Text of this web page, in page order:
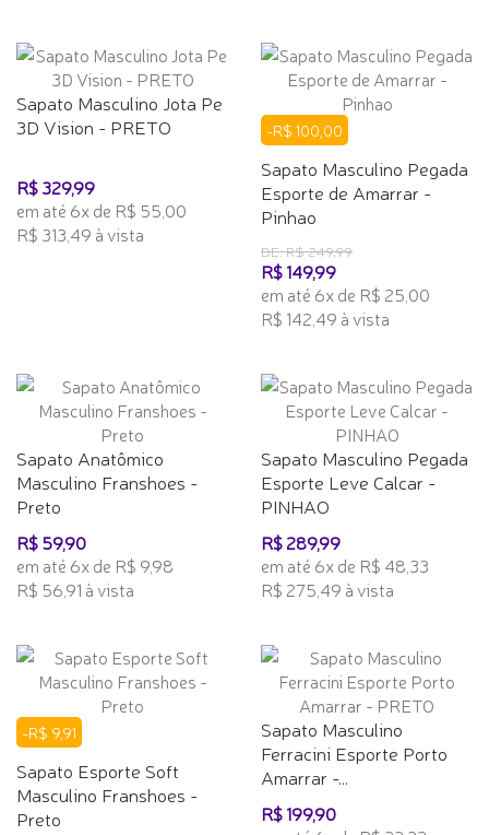
Sapato Masculino Jota Pe
3D Vision - PRETO
R$ 329,99
em até 6x de R$ 55,00
R$ 313,49 à vista
-R$ 100,00
Sapato Masculino Pegada
Esporte de Amarrar -
Pinhao
DE: R$ 249,99
R$ 149,99
em até 6x de R$ 25,00
R$ 142,49 à vista
Sapato Anatômico
Masculino Franshoes -
Preto
R$ 59,90
em até 6x de R$ 9,98
R$ 56,91 à vista
Sapato Masculino Pegada
Esporte Leve Calcar -
PINHAO
R$ 289,99
em até 6x de R$ 48,33
R$ 275,49 à vista
-R$ 9,91
Sapato Esporte Soft
Masculino Franshoes -
Preto
Sapato Masculino
Ferracini Esporte Porto
Amarrar -...
R$ 199,90